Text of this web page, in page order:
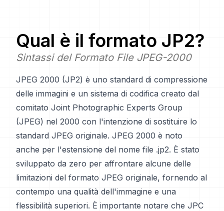
Qual è il formato JP2?
Sintassi del Formato File JPEG-2000
JPEG 2000 (JP2) è uno standard di compressione
delle immagini e un sistema di codifica creato dal
comitato Joint Photographic Experts Group
(JPEG) nel 2000 con l'intenzione di sostituire lo
standard JPEG originale. JPEG 2000 è noto
anche per l'estensione del nome file .jp2. È stato
sviluppato da zero per affrontare alcune delle
limitazioni del formato JPEG originale, fornendo al
contempo una qualità dell'immagine e una
flessibilità superiori. È importante notare che JPC